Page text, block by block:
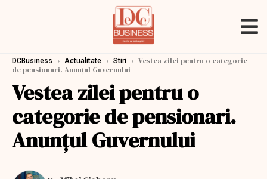
DCBusiness › Actualitate › Stiri › Vestea zilei pentru o categorie
de pensionari. Anunţul Guvernului
Vestea zilei pentru o
categorie de pensionari.
Anunţul Guvernului